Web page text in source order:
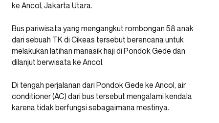
ke Ancol, Jakarta Utara.
Bus pariwisata yang mengangkut rombongan 58 anak
dari sebuah TK di Cikeas tersebut berencana untuk
melakukan latihan manasik haji di Pondok Gede dan
dilanjut berwisata ke Ancol.
Di tengah perjalanan dari Pondok Gede ke Ancol, air
conditioner (AC) dari bus tersebut mengalami kendala
karena tidak berfungsi sebagaimana mestinya.